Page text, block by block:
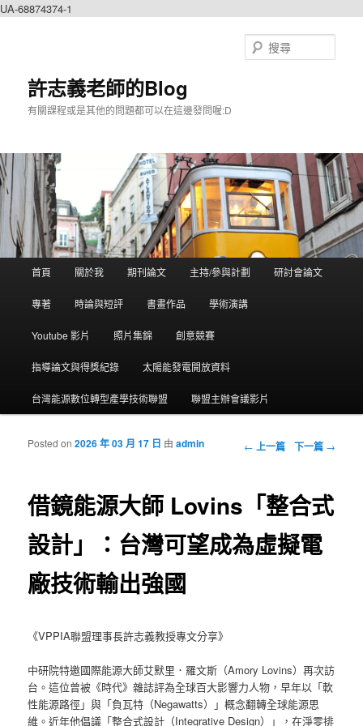
UA-68874374-1
許志義老師的Blog
有關課程或是其他的問題都可以在這邊發問喔:D
尋
跳到主內容
跳到第二內容
首頁 關於我 期刊論文 主持/參與計劃 研討會論文
專著 時論與短評 書畫作品 學術演講
Youtube 影片 照片集錦 創意競賽
指導論文與得獎紀錄 太陽能發電開放資料
台灣能源數位轉型產學技術聯盟 聯盟主辦會議影片
瀏覽文章
← 上一篇 下一篇 →
借鏡能源大師 Lovins「整合式
設計」：台灣可望成為虛擬電
廠技術輸出強國
Posted on2026 年 03 月 17 日 由admin
《VPPIA聯盟理事長許志義教授專文分享》
中研院特邀國際能源大師艾默里．羅文斯（Amory Lovins）再次訪
台。這位曾被《時代》雜誌評為全球百大影響力人物，早年以「軟
性能源路徑」與「負瓦特（Negawatts）」概念翻轉全球能源思
維。近年他倡議「整合式設計（Integrative Design）」，在淨零排